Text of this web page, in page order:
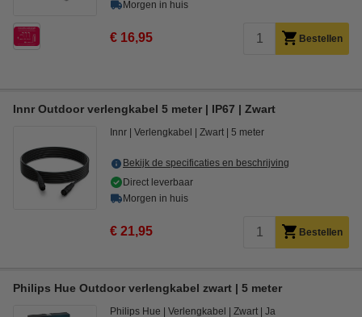
Morgen in huis
€ 16,95 Bestellen
Innr Outdoor verlengkabel 5 meter | IP67 | Zwart
Innr Verlengkabel Zwart 5 meter
Bekijk de specificaties en beschrijving
Direct leverbaar
Morgen in huis
€ 21,95 Bestellen
Philips Hue Outdoor verlengkabel zwart | 5 meter
Philips Hue Verlengkabel Zwart Ja